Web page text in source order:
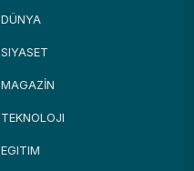
DÜNYA
SIYASET
MAGAZİN
TEKNOLOJI
EGITIM